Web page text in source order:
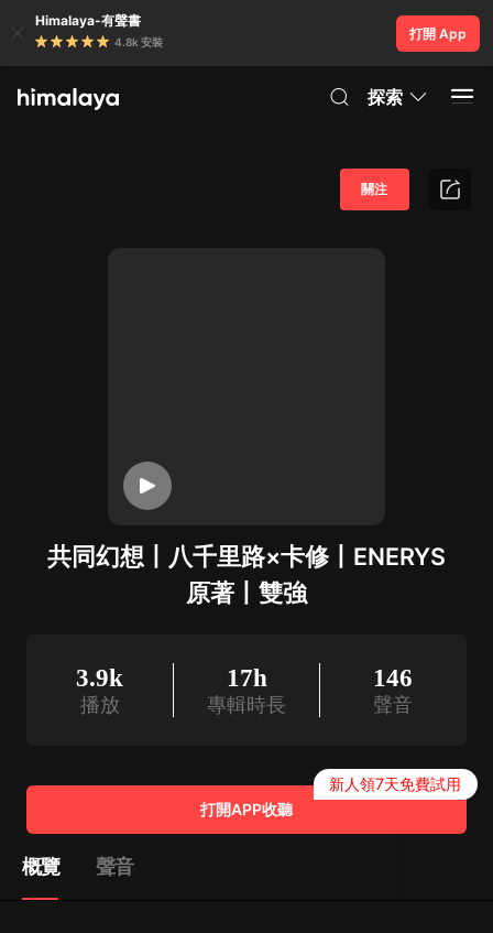
Himalaya-有聲書
4.8k 安裝
打開 App
探索
共同幻想丨八千里路×卡修丨ENERYS
原著丨雙強
關注
3.9k
播放
17h
專輯時長
146
聲音
打開APP收聽
新人領7天免費試用
概覽 聲音